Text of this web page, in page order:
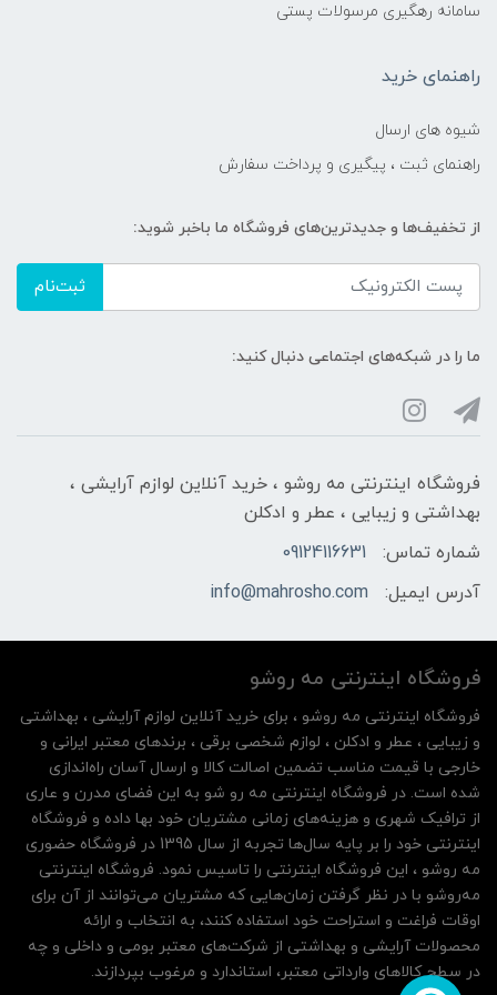
سامانه رهگیری مرسولات پستی
راهنمای خرید
شیوه های ارسال
راهنمای ثبت ، پیگیری و پرداخت سفارش
از تخفیف‌ها و جدیدترین‌های فروشگاه ما باخبر شوید:
ثبت‌نام
ما را در شبکه‌های اجتماعی دنبال کنید:
فروشگاه اینترنتی مه‌ رو‌شو ، خرید آنلاین لوازم آرایشی ،
بهداشتی و زیبایی ، عطر و ادکلن
شماره تماس:
09124116631
آدرس ایمیل:
info@mahrosho.com
فروشگاه اینترنتی مه‌ رو‌شو
فروشگاه اینترنتی مه‌ رو‌شو ، برای خرید آنلاین لوازم آرایشی ، بهداشتی
و زیبایی ، عطر و ادکلن ، لوازم شخصی برقی ، برندهای معتبر ایرانی و
خارجی با قیمت مناسب تضمین اصالت کالا و ارسال آسان راه‌اندازی
شده است. در فروشگاه اینترنتی مه رو شو به این فضای مدرن و عاری
از ترافیک شهری و هزینه‌های زمانی مشتریان خود بها داده و فروشگاه
اینترنتی خود را بر پایه سال‌ها تجربه از سال 1395 در فروشگاه حضوری
مه روشو ، این فروشگاه اینترنتی را تاسیس نمود. فروشگاه اینترنتی
مه‌رو‌شو با در نظر گرفتن زمان‌هایی که مشتریان می‌توانند از آن‌ برای
اوقات فراغت و استراحت خود استفاده کنند، به انتخاب و ارائه
محصولات آرایشی و بهداشتی از شرکت‌های معتبر بومی و داخلی و چه
در سطح کالاهای وارداتی معتبر، استاندارد و مرغوب بپردازند.